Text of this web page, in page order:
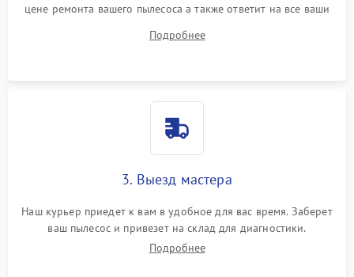
цене ремонта вашего пылесоса а также ответит на все ваши
Подробнее
3. Выезд мастера
Наш курьер приедет к вам в удобное для вас время. Заберет
ваш пылесос и привезет на склад для диагностики.
Подробнее